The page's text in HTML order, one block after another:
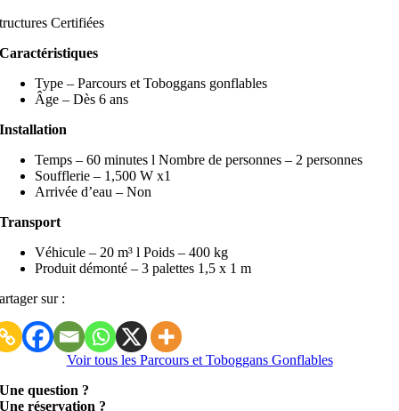
Certifiées
Caractéristiques
Type – Parcours et Toboggans gonflables
Âge – Dès 6 ans
Installation
Temps – 60 minutes l Nombre de personnes – 2 personnes
Soufflerie – 1,500 W x1
Arrivée d’eau – Non
Transport
Véhicule – 20 m³ l Poids – 400 kg
Produit démonté – 3 palettes 1,5 x 1 m
sur :
Voir tous les Parcours et Toboggans Gonflables
Une question ?
Une réservation ?